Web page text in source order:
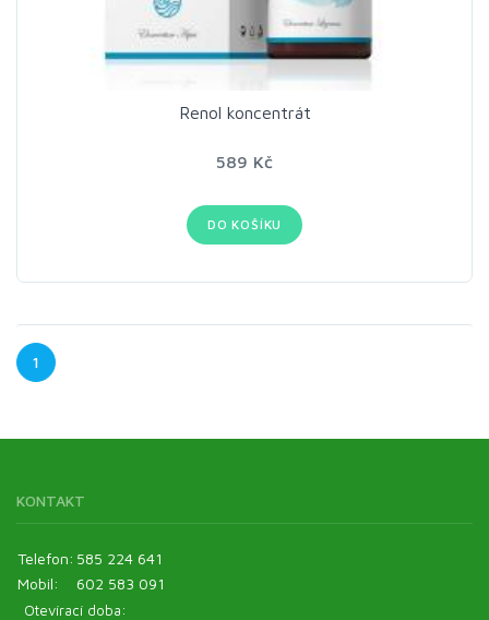
Renol koncentrát
589 Kč
DO KOŠÍKU
1
KONTAKT
Telefon: 585 224 641
Mobil:
602 583 091
Otevírací doba: